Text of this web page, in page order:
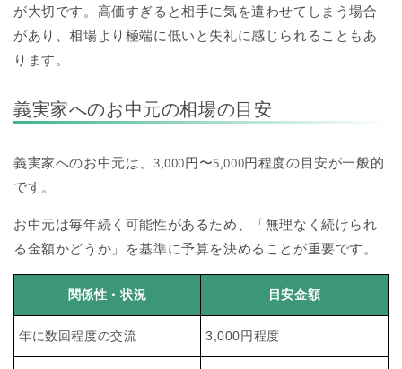
が大切です。高価すぎると相手に気を遣わせてしまう場合
があり、相場より極端に低いと失礼に感じられることもあ
ります。
義実家へのお中元の相場の目安
義実家へのお中元は、3,000円〜5,000円程度の目安が一般的
です。
お中元は毎年続く可能性があるため、「無理なく続けられ
る金額かどうか」を基準に予算を決めることが重要です。
関係性・状況 目安金額
年に数回程度の交流 3,000円程度